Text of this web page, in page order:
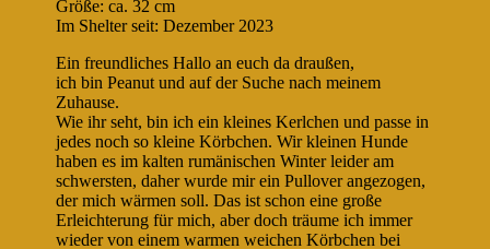
Größe: ca. 32 cm
Im Shelter seit: Dezember 2023
Ein freundliches Hallo an euch da draußen,
ich bin Peanut und auf der Suche nach meinem
Zuhause.
Wie ihr seht, bin ich ein kleines Kerlchen und passe in
jedes noch so kleine Körbchen. Wir kleinen Hunde
haben es im kalten rumänischen Winter leider am
schwersten, daher wurde mir ein Pullover angezogen,
der mich wärmen soll. Das ist schon eine große
Erleichterung für mich, aber doch träume ich immer
wieder von einem warmen weichen Körbchen bei